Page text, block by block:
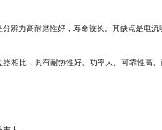
力高耐磨性好，寿命较长。其缺点是电流
比，具有耐热性好、功率大、可靠性高